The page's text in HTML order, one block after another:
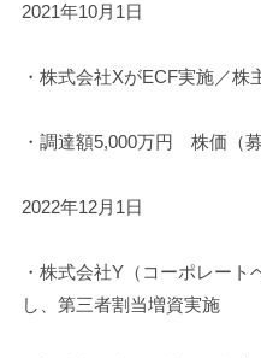
2021年10月1日
・株式会社XがECF実施／
・調達額5,000万円 株価（
2022年12月1日
・株式会社Y（コーポレー
し、第三者割当増資実施